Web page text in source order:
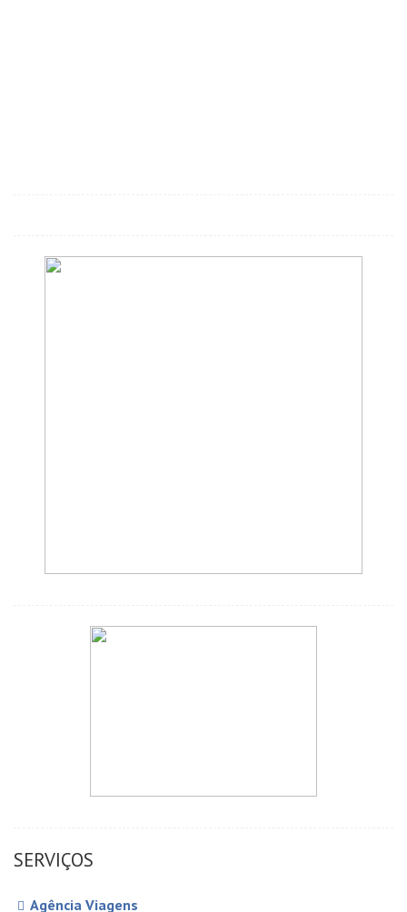
SERVIÇOS
Agência Viagens